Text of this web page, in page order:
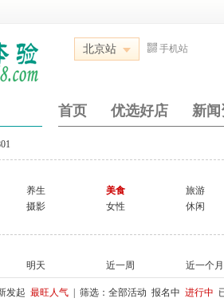
北京站 手机站
首页 优选好店 新闻
养生 美食
旅游
摄影 女性
休闲
明天 近一周 近一个月
发起 最旺人气 | 筛选： 全部活动 报名中 进行中